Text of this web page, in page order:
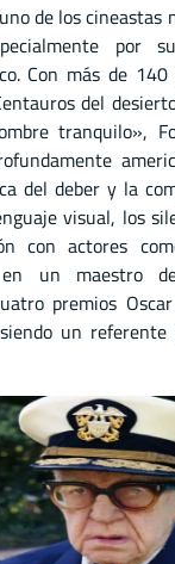
de los cineastas
por
Con más de 140
del
tranquilo»,
del deber y la
visual, los
con actores
un maestro
premios
un referente